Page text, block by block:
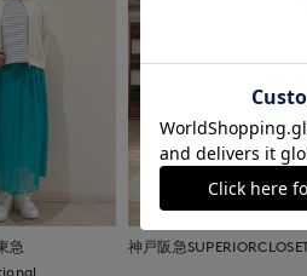
急
神戸阪急